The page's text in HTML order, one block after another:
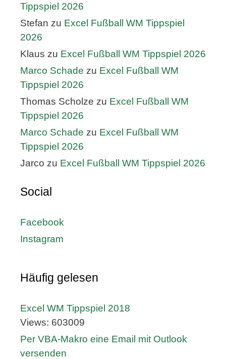
Tippspiel 2026
Stefan zu Excel Fußball WM Tippspiel
2026
Klaus zu Excel Fußball WM Tippspiel 2026
Marco Schade zu Excel Fußball WM
Tippspiel 2026
Thomas Scholze zu Excel Fußball WM
Tippspiel 2026
Marco Schade zu Excel Fußball WM
Tippspiel 2026
Jarco zu Excel Fußball WM Tippspiel 2026
Social
Facebook
Instagram
Häufig gelesen
Excel WM Tippspiel 2018
Views: 603009
Per VBA-Makro eine Email mit Outlook
versenden